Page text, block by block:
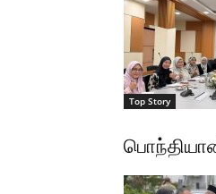
Top Story